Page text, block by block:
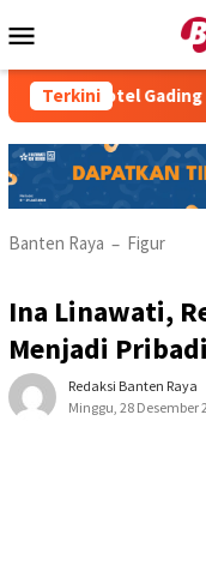
ke
Mobile
Terkini
Gading Serpong
Banten Raya – Figur
Ina Linawati,
Menjadi
Redaksi Banten Raya
Minggu, 28 Desember